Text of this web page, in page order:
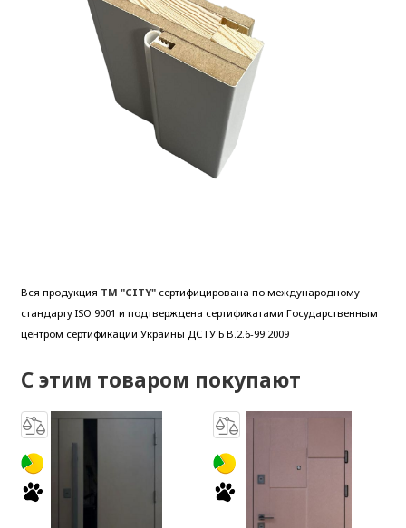
Вся продукция ТМ "CITY"сертифицирована по международному
стандарту ISO 9001 и подтверждена сертификатами Государственным
центром сертификации Украины ДСТУ Б В.2.6-99:2009
С этим товаром покупают